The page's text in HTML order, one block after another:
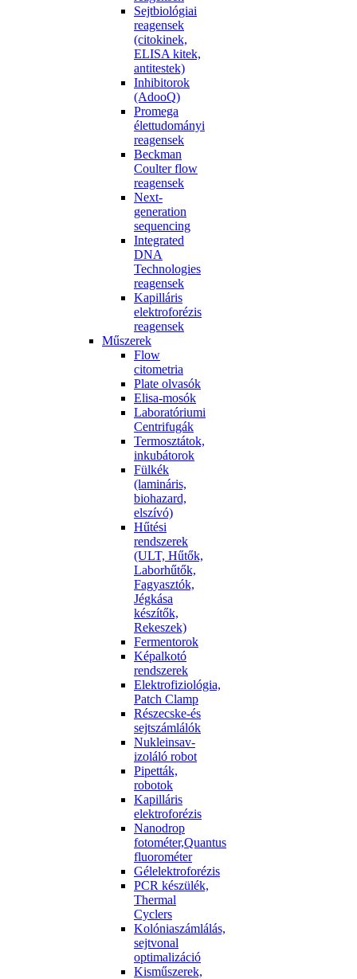
Sejtbiológiai
reagensek
(citokinek,
ELISA kitek,
antitestek)
Inhibitorok
(AdooQ)
Promega
élettudományi
reagensek
Beckman
Coulter flow
reagensek
Next-
generation
sequencing
Integrated
DNA
Technologies
reagensek
Kapilláris
elektroforézis
reagensek
Műszerek
Flow
citometria
Plate olvasók
Elisa-mosók
Laboratóriumi
Centrifugák
Termosztátok,
inkubátorok
Fülkék
(lamináris,
biohazard,
elszívó)
Hűtési
rendszerek
(ULT, Hűtők,
Laborhűtők,
Fagyasztók,
Jégkása
készítők,
Rekeszek)
Fermentorok
Képalkotó
rendszerek
Elektrofiziológia,
Patch Clamp
Részecske-és
sejtszámlálók
Nukleinsav-
izoláló robot
Pipetták,
robotok
Kapilláris
elektroforézis
Nanodrop
fotométer,Quantus
fluorométer
Gélelektroforézis
PCR készülék,
Thermal
Cyclers
Kolóniaszámlálás,
sejtvonal
optimalizáció
Kisműszerek,